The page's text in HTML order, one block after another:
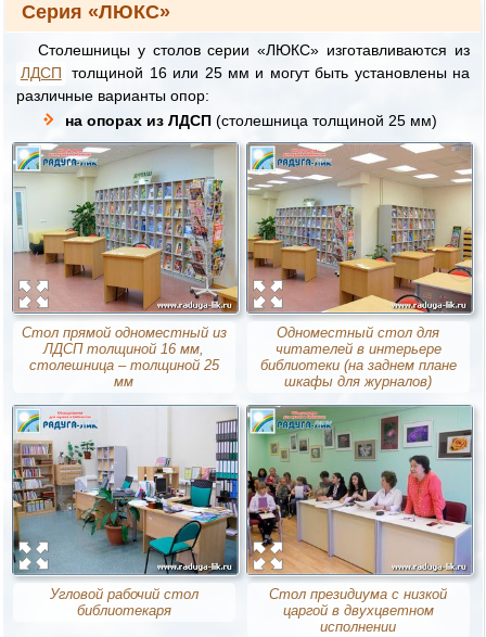
Серия «ЛЮКС»
Столешницы у столов серии «ЛЮКС» изготавливаются из
ЛДСП
толщиной 16 или 25 мм и могут быть установлены на
различные варианты опор:
на опорах из ЛДСП (столешница толщиной 25 мм)
Стол прямой одноместный из
ЛДСП толщиной 16 мм,
столешница – толщиной 25
мм
Одноместный стол для
читателей в интерьере
библиотеки (на заднем плане
шкафы для журналов)
Угловой рабочий стол
библиотекаря
Стол президиума с низкой
царгой в двухцветном
исполнении